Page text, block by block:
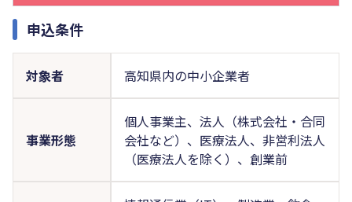
申込条件
対象者 高知県内の中小企業者
事業形態
個人事業主、法人（株式会社・合同
会社など）、医療法人、非営利法人
（医療法人を除く）、創業前